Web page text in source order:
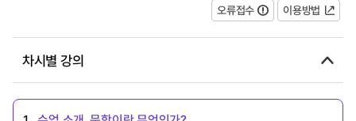
오류접수 이용방법
차시별 강의